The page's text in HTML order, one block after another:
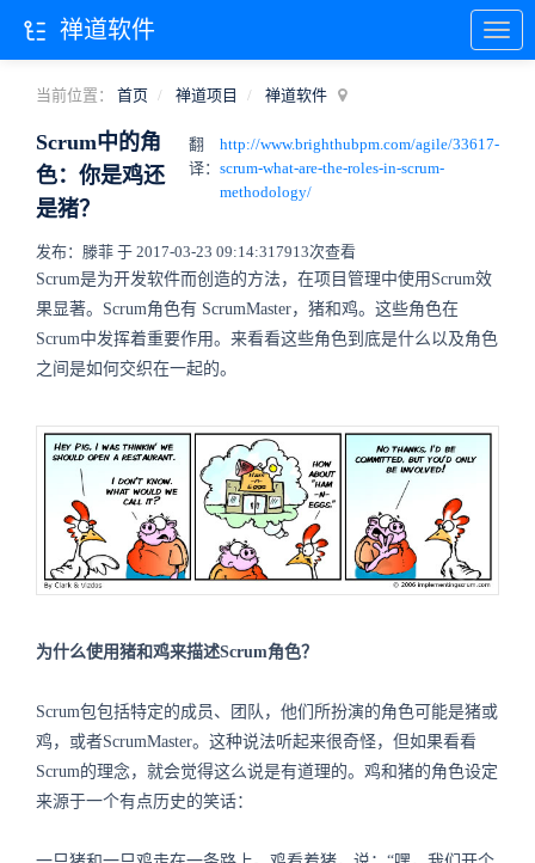
当前位置： 首页 禅道项目 禅道软件
Scrum中的角
色：你是鸡还
是猪？
翻
译：
http://www.brighthubpm.com/agile/33617-
scrum-what-are-the-roles-in-scrum-
methodology/
发布：滕菲 于 2017-03-23 09:14:317913次查看
Scrum是为开发软件而创造的方法，在项目管理中使用Scrum效
果显著。Scrum角色有 ScrumMaster，猪和鸡。这些角色在
Scrum中发挥着重要作用。来看看这些角色到底是什么以及角色
之间是如何交织在一起的。
为什么使用猪和鸡来描述Scrum角色？
Scrum包包括特定的成员、团队，他们所扮演的角色可能是猪或
鸡，或者ScrumMaster。这种说法听起来很奇怪，但如果看看
Scrum的理念，就会觉得这么说是有道理的。鸡和猪的角色设定
来源于一个有点历史的笑话：
禅道软件